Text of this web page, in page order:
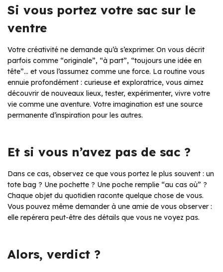
Si vous portez votre sac sur le
ventre
Votre créativité ne demande qu’à s’exprimer. On vous décrit
parfois comme “originale”, “à part”, “toujours une idée en
tête”… et vous l’assumez comme une force. La routine vous
ennuie profondément : curieuse et exploratrice, vous aimez
découvrir de nouveaux lieux, tester, expérimenter, vivre votre
vie comme une aventure. Votre imagination est une source
permanente d’inspiration pour les autres.
Et si vous n’avez pas de sac ?
Dans ce cas, observez ce que vous portez le plus souvent : un
tote bag ? Une pochette ? Une poche remplie “au cas où” ?
Chaque objet du quotidien raconte quelque chose de vous.
Vous pouvez même demander à une amie de vous observer :
elle repérera peut-être des détails que vous ne voyez pas.
Alors, verdict ?